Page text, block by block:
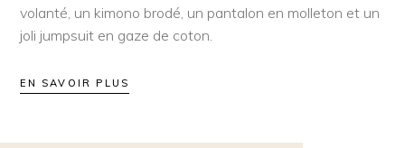
volanté, un kimono brodé, un pantalon en molleton et un
joli jumpsuit en gaze de coton.
EN SAVOIR PLUS